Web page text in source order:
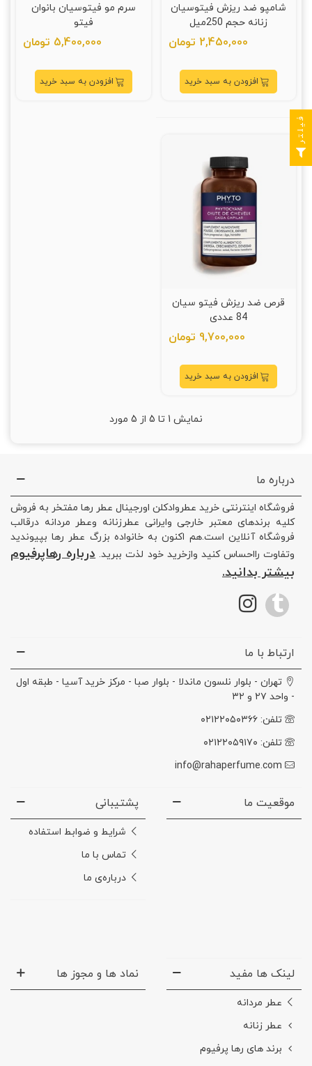
شامپو ضد ریزش فیتوسیان
زنانه حجم 250میل
2,450,000 تومان
افزودن به سبد خرید
سرم مو فيتوسيان بانوان
فيتو
5,400,000 تومان
افزودن به سبد خرید
قرص ضد ریزش فیتو سیان
84 عددی
9,700,000 تومان
افزودن به سبد خرید
نمایش 1 تا 5 از 5 مورد
درباره ما
فروشگاه اینترنتی خرید عطروادکلن اورجینال عطر رها مفتخر به فروش
کلیه برندهای معتبر خارجی وایرانی عطرزنانه وعطر مردانه درقالب
فروشگاه آنلاین است.هم اکنون به خانواده بزرگ عطر رها بپیوندید
وتفاوت رااحساس کنید وازخرید خود لذت ببرید. درباره رهاپرفیوم
بیشتر بدانید.
ارتباط با ما
تهران - بلوار نلسون ماندلا - بلوار صبا - مرکز خرید آسیا - طبقه اول
- واحد ۲۷ و ۳۲
تلفن: ۰۲۱۲۲۰۵۰۳۶۶
تلفن: ۰۲۱۲۲۰۵۹۱۷۰
info@rahaperfume.com
موقعیت ما پشتیبانی
شرایط و ضوابط استفاده
تماس با ما
درباره‌ی ما
لینک ها مفید
عطر مردانه
عطر زنانه
برند های رها پرفیوم
نماد ها و مجوز ها
فیلتر